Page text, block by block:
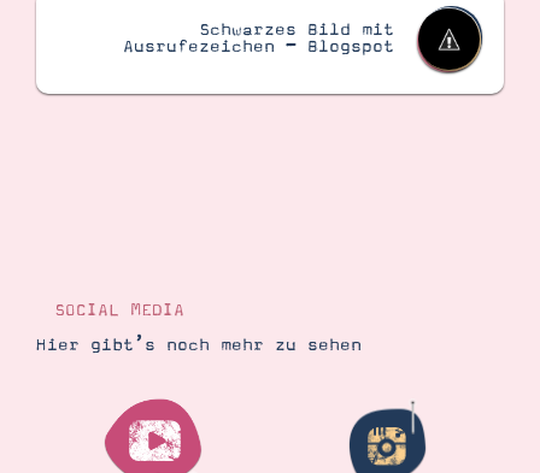
Schwarzes Bild mit
Ausrufezeichen – Blogspot
SOCIAL MEDIA
Hier gibt’s noch mehr zu sehen